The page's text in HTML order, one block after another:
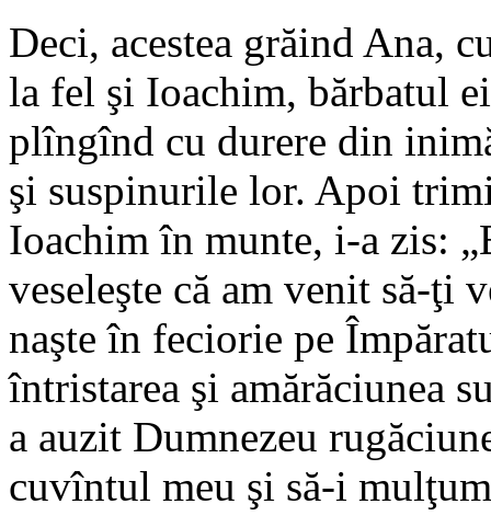
Deci, acestea grăind Ana,
la fel şi Ioachim, bărbatul
plîngînd cu durere din
şi suspinurile lor. Apoi
Ioachim în munte, i-a zis:
veseleşte că am venit să-ţi
naşte în feciorie pe
întristarea şi amărăciunea
a auzit Dumnezeu
cuvîntul meu şi să-i